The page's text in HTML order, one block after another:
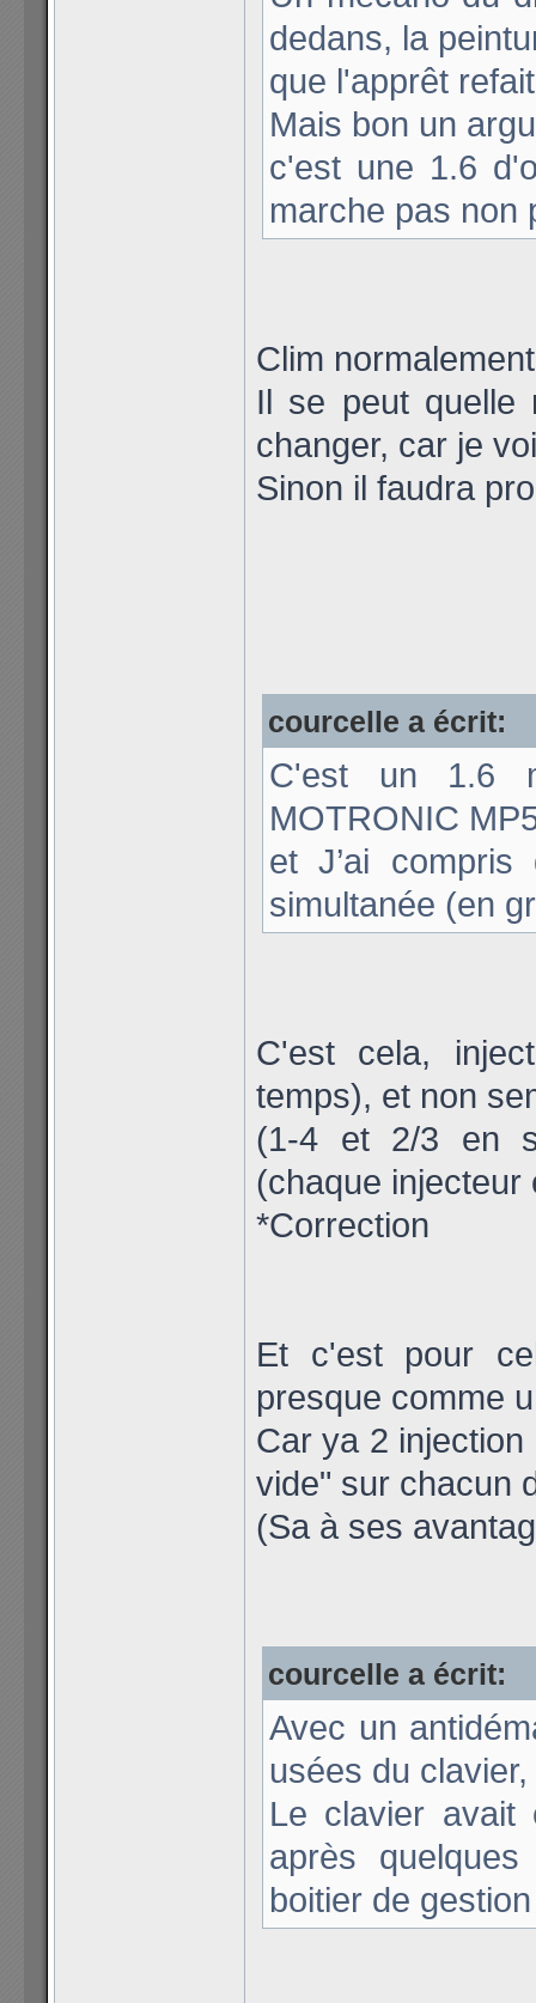
dedans, la
que l'apprêt
Mais bon un
c'est une 1.6
marche pas non
Clim
Il se peut quelle
changer, car je
Sinon il faudra
courcelle a écrit:
C'est un 1.6
MOTRONIC
et J’ai compris
simultanée (en
C'est cela,
temps), et non
(1-4 et 2/3 en
(chaque injecteur
*Correction
Et c'est pour
presque comme
Car ya 2
vide" sur chacun
(Sa à ses
courcelle a écrit:
Avec un
usées du
Le clavier avait
après
boitier de